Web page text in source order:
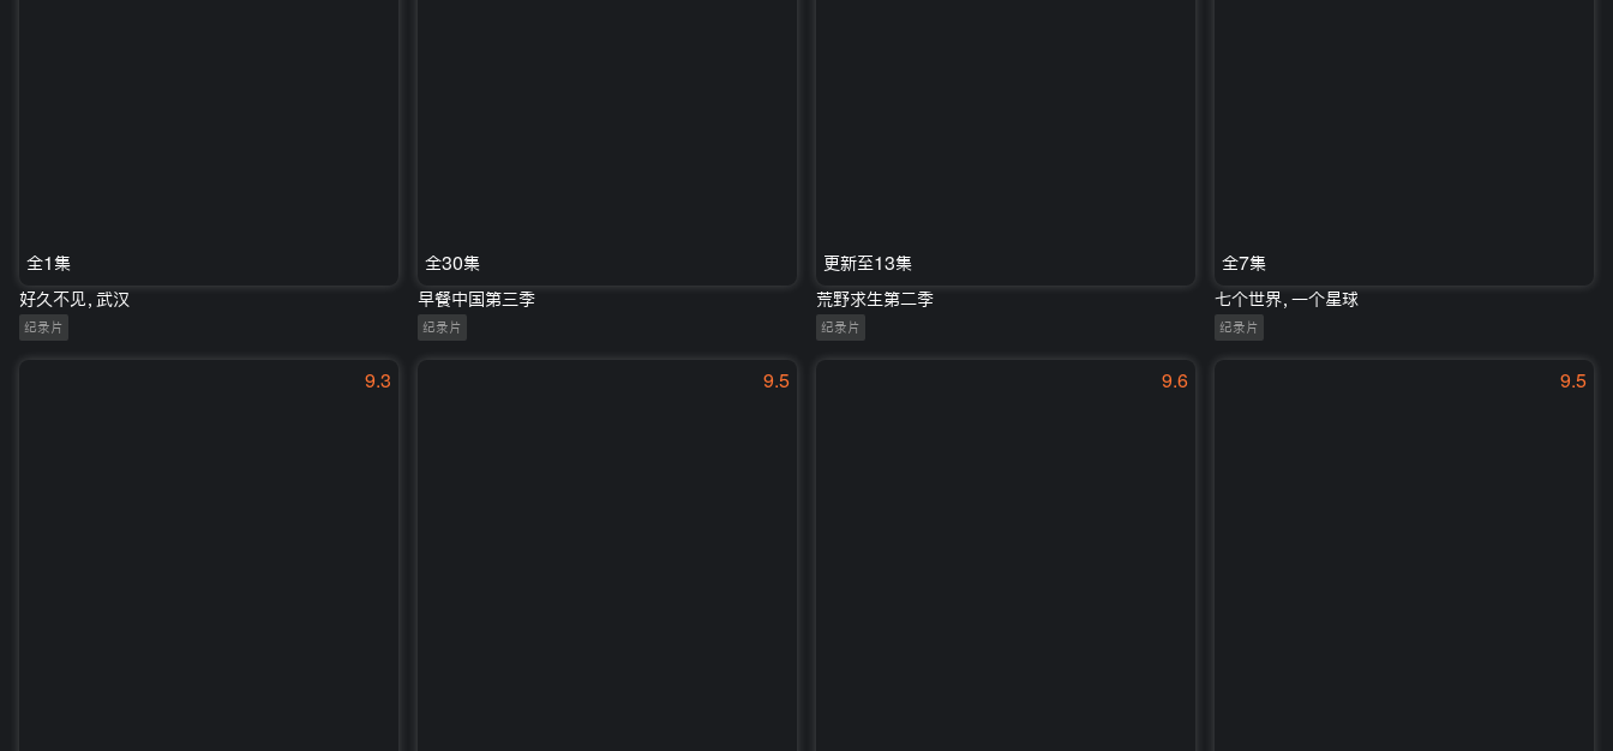
全1集
好久不见，武汉
纪录片
全30集
早餐中国第三季
纪录片
更新至13集
荒野求生第二季
纪录片
全7集
七个世界，一个星球
纪录片
9.3 9.5 9.6 9.5